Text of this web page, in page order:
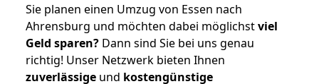
Sie planen einen Umzug von Essen nach
Ahrensburg und möchten dabei möglichstviel
Geld sparen? Dann sind Sie bei uns genau
richtig! Unser Netzwerk bieten Ihnen
zuverlässige und kostengünstige